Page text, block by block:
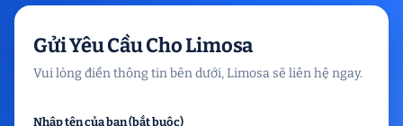
Gửi Yêu Cầu Cho Limosa
Vui lòng điền thông tin bên dưới, Limosa sẽ liên hệ ngay.
Nhập tên của bạn (bắt buộc)